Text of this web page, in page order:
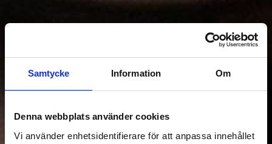
Samtycke Information Om
Denna webbplats använder cookies
Vi använder enhetsidentifierare för att anpassa innehållet